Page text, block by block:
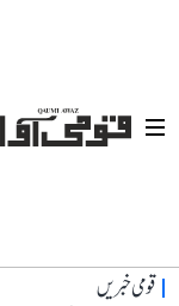
قومی خبریں